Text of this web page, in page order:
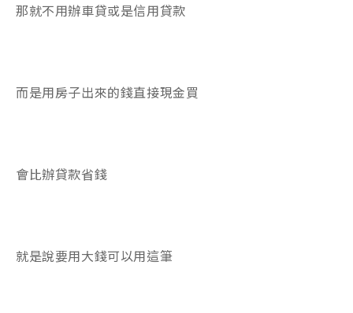
那就不用辦車貸或是信用貸款
而是用房子出來的錢直接現金買
會比辦貸款省錢
就是說要用大錢可以用這筆